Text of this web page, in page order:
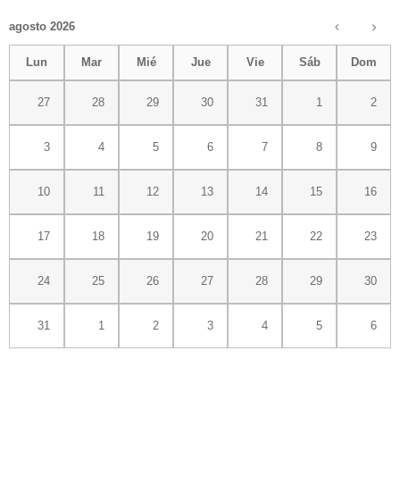
agosto 2026
Lun Mar Mié Jue Vie Sáb Dom
27 28 29 30 31 1 2
3 4 5 6 7 8 9
10 11 12 13 14 15 16
17 18 19 20 21 22 23
24 25 26 27 28 29 30
31 1 2 3 4 5 6